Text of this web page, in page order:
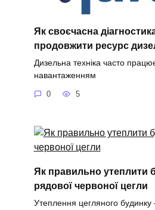
Як своєчасна
продовжити ресурс
Дизельна техніка часто
навантаженням
0 5
Як правильно утеплити
рядової червоної цегли
Утеплення цегляного будинку